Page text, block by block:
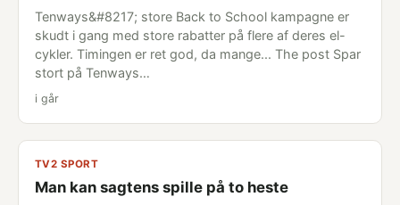
Tenways&#8217; store Back to School kampagne er
skudt i gang med store rabatter på flere af deres el-
cykler. Timingen er ret god, da mange... The post Spar
stort på Tenways…
i går
TV2 SPORT
Man kan sagtens spille på to heste